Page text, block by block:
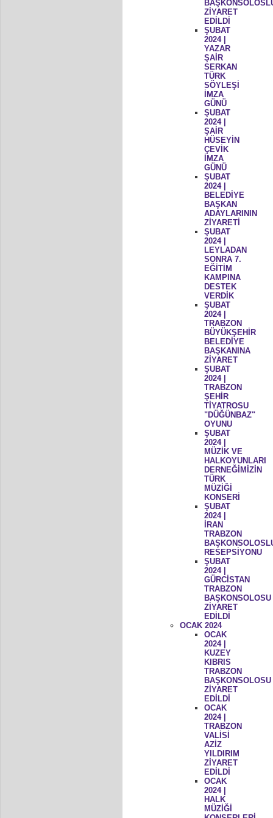
ZİYARET
EDİLDİ
ŞUBAT
2024 |
YAZAR
ŞAİR
SERKAN
TÜRK
SÖYLEŞİ
İMZA
GÜNÜ
ŞUBAT
2024 |
ŞAİR
HÜSEYİN
ÇEVİK
İMZA
GÜNÜ
ŞUBAT
2024 |
BELEDİYE
BAŞKAN
ADAYLARININ
ZİYARETİ
ŞUBAT
2024 |
LEYLADAN
SONRA 7.
EĞİTİM
KAMPINA
DESTEK
VERDİK
ŞUBAT
2024 |
TRABZON
BÜYÜKŞEHİR
BELEDİYE
BAŞKANINA
ZİYARET
ŞUBAT
2024 |
TRABZON
ŞEHİR
TİYATROSU
"DÜĞÜNBAZ"
OYUNU
ŞUBAT
2024 |
MÜZİK VE
HALKOYUNLARI
DERNEĞİMİZİN
TÜRK
MÜZİĞİ
KONSERİ
ŞUBAT
2024 |
İRAN
TRABZON
RESEPSİYONU
ŞUBAT
2024 |
GÜRCİSTAN
TRABZON
BAŞKONSOLOSU
ZİYARET
EDİLDİ
OCAK 2024
OCAK
2024 |
KUZEY
KIBRIS
TRABZON
BAŞKONSOLOSU
ZİYARET
EDİLDİ
OCAK
2024 |
TRABZON
VALİSİ
AZİZ
YILDIRIM
ZİYARET
EDİLDİ
OCAK
2024 |
HALK
MÜZİĞİ